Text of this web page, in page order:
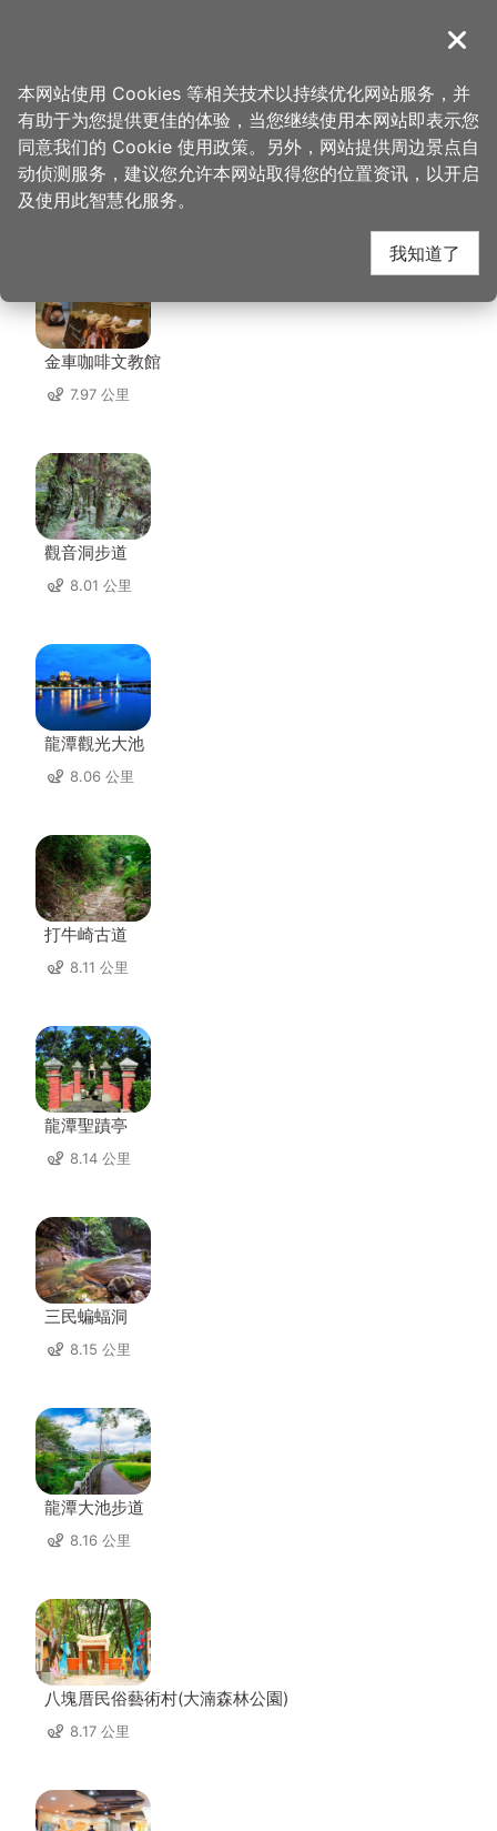
導覽
首页 > 想去的地方 > 美食、购物 > 卡萨义式披萨
卡萨义式披萨 周边景点
金車咖啡文教館
7.97 公里
觀音洞步道
8.01 公里
龍潭觀光大池
8.06 公里
打牛崎古道
8.11 公里
龍潭聖蹟亭
8.14 公里
三民蝙蝠洞
8.15 公里
龍潭大池步道
8.16 公里
八塊厝民俗藝術村(大湳森林公園)
8.17 公里
关闭
本网站使用 Cookies 等相关技术以持续优化网站服务，并
有助于为您提供更佳的体验，当您继续使用本网站即表示您
同意我们的 Cookie 使用政策。另外，网站提供周边景点自
动侦测服务，建议您允许本网站取得您的位置资讯，以开启
及使用此智慧化服务。
我知道了